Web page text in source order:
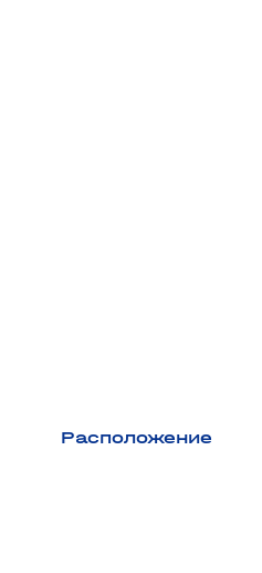
Расположение